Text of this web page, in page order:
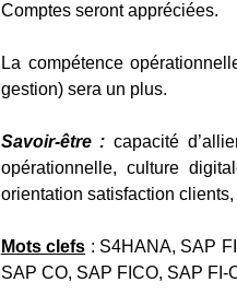
Comptes seront appréciées.
La compétence
gestion) sera un plus.
Savoir-être :capacité
opérationnelle, culture
orientation satisfaction
Mots clefs : S4HANA, SAP
SAP CO, SAP FICO, SAP FI-